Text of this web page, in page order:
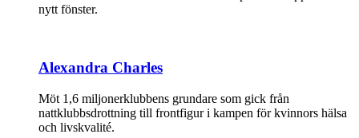
nytt fönster.
Alexandra Charles
Möt 1,6 miljonerklubbens grundare som gick från
nattklubbsdrottning till frontfigur i kampen för kvinnors hälsa
och livskvalité.